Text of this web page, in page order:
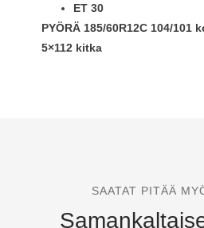
ET 30
PYÖRÄ 185/60R12C 104/101
5×112 kitka
SAATAT PITÄÄ